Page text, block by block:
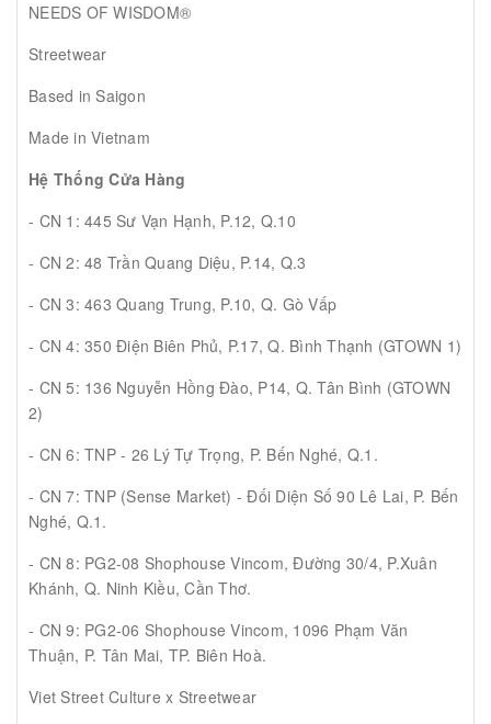
NEEDS OF WISDOM®
Streetwear
Based in Saigon
Made in Vietnam
Hệ Thống Cửa Hàng
- CN 1: 445 Sư Vạn Hạnh, P.12, Q.10
- CN 2: 48 Trần Quang Diệu, P.14, Q.3
- CN 3: 463 Quang Trung, P.10, Q. Gò Vấp
- CN 4: 350 Điện Biên Phủ, P.17, Q. Bình Thạnh (GTOWN 1)
- CN 5: 136 Nguyễn Hồng Đào, P14, Q. Tân Bình (GTOWN
2)
- CN 6: TNP - 26 Lý Tự Trọng, P. Bến Nghé, Q.1.
- CN 7: TNP (Sense Market) - Đối Diện Số 90 Lê Lai, P. Bến
Nghé, Q.1.
- CN 8: PG2-08 Shophouse Vincom, Đường 30/4, P.Xuân
Khánh, Q. Ninh Kiều, Cần Thơ.
- CN 9: PG2-06 Shophouse Vincom, 1096 Phạm Văn
Thuận, P. Tân Mai, TP. Biên Hoà.
Viet Street Culture x Streetwear